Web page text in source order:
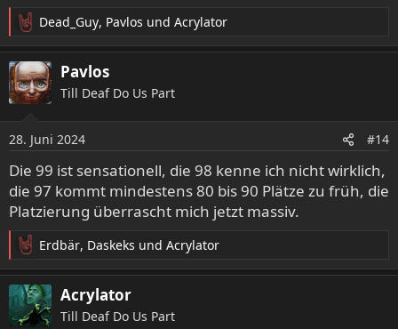
R
e
a
k
t
n
e
n
:
Dead_Guy, Pavlos und Acrylator
Pavlos
Till Deaf Do Us Part
28. Juni 2024 #14
Die 99 ist sensationell, die 98 kenne ich nicht wirklich,
die 97 kommt mindestens 80 bis 90 Plätze zu früh, die
Platzierung überrascht mich jetzt massiv.
R
e
a
k
t
Erdbär, Daskeks und Acrylator
Acrylator
Till Deaf Do Us Part